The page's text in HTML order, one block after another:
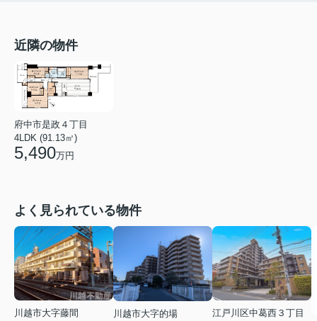
近隣の物件
府中市是政４丁目
4LDK (91.13㎡)
5,490万円
よく見られている物件
川越市大字藤間
川越市大字的場
江戸川区中葛西３丁目